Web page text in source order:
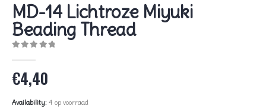
MD-14 Lichtroze Miyuki
Beading Thread
€4,40
Availability: 4 op voorraad